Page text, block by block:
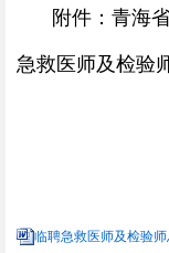
附件：青海
急救医师及检验
临聘急救医师及检验